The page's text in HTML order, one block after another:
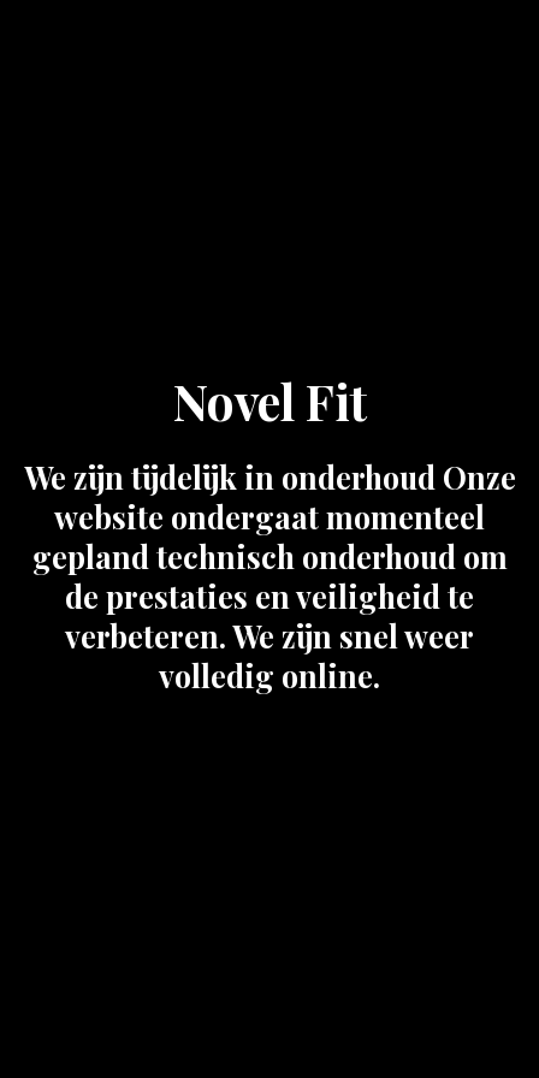
Novel Fit
We zijn tijdelijk in onderhoud Onze
website ondergaat momenteel
gepland technisch onderhoud om
de prestaties en veiligheid te
verbeteren. We zijn snel weer
volledig online.